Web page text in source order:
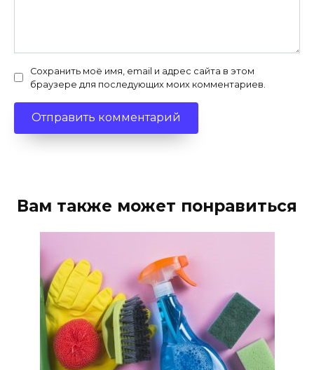
Сохранить моё имя, email и адрес сайта в этом
браузере для последующих моих комментариев.
Вам также может понравиться